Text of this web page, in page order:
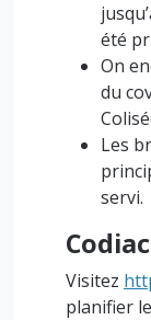
été
On
du
Les
servi.
Visitez
planifier